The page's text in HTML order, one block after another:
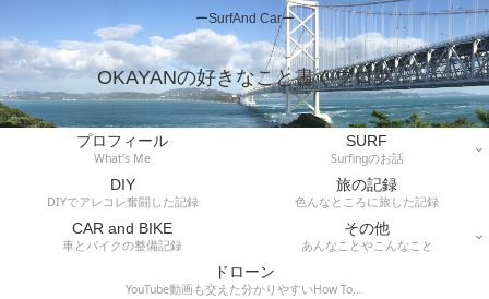
ーSurfAnd Carー
OKAYANの好きなこと書くブログ
プロフィール
What’s Me
SURF
Surfingのお話
DIY
DIYでアレコレ奮闘した記録
旅の記録
色んなところに旅した記録
CAR and BIKE
車とバイクの整備記録
その他
あんなことやこんなこと
ドローン
YouTube動画も交えた分かりやすいHow To記